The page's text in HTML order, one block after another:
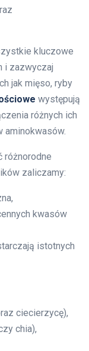
kluczowe
i zazwyczaj
jak mięso, ryby
występują
różnych ich
aminokwasów.
różnorodne
zaliczamy:
kwasów
istotnych
ciecierzycę),
chia),